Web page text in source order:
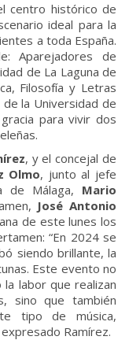
centro histórico de
ideal para la
a toda España.
Aparejadores de
de La Laguna de
Filosofía y Letras
la Universidad de
para vivir dos
, y el concejal de
Olmo, junto al jefe
de Málaga, Mario
José Antonio
de este lunes los
“En 2024 se
siendo brillante, la
Este evento no
labor que realizan
sino que también
tipo de música,
Ramírez.